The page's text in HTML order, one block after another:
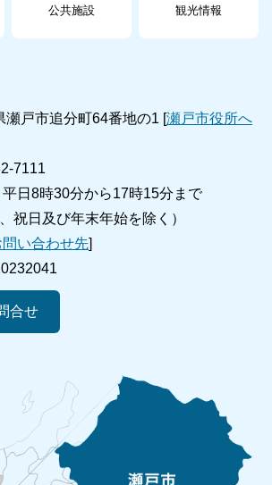
公共施設 観光情報
瀬戸市追分町64番地の1 [瀬戸市役所へ
7111
日8時30分から17時15分まで
祝日及び年末年始を除く）
い合わせ先]
合せ